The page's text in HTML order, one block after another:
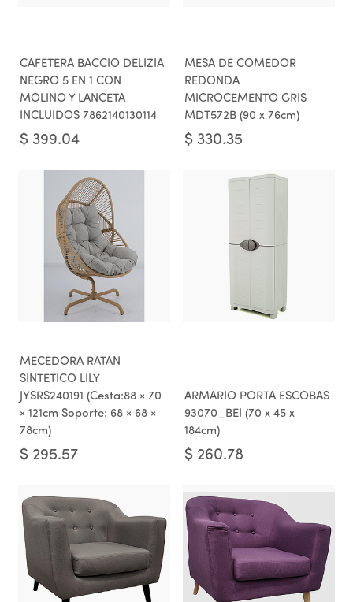
CAFETERA BACCIO DELIZIA
NEGRO 5 EN 1 CON
MOLINO Y LANCETA
INCLUIDOS 7862140130114
$ 399.04
MESA DE COMEDOR
REDONDA
MICROCEMENTO GRIS
MDT572B (90 x 76cm)
$ 330.35
MECEDORA RATAN
SINTETICO LILY
JYSRS240191 (Cesta:88 × 70
× 121cm Soporte: 68 × 68 ×
78cm)
$ 295.57
ARMARIO PORTA ESCOBAS
93070_BEI (70 x 45 x
184cm)
$ 260.78